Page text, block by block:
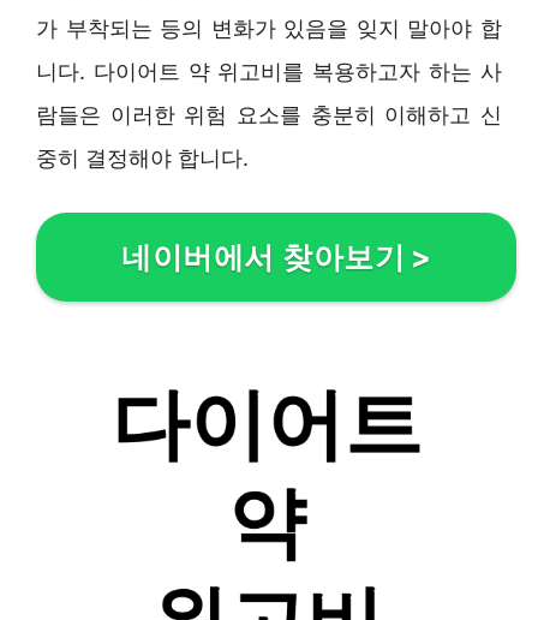
가 부착되는 등의 변화가 있음을 잊지 말아야 합
니다. 다이어트 약 위고비를 복용하고자 하는 사
람들은 이러한 위험 요소를 충분히 이해하고 신
중히 결정해야 합니다.
네이버에서 찾아보기 >